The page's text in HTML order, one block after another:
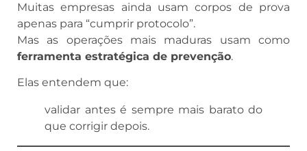
Muitas empresas ainda usam corpos de prova
apenas para “cumprir protocolo”.
Mas as operações mais maduras usam como
ferramenta estratégica de prevenção.
Elas entendem que:
validar antes é sempre mais barato do
que corrigir depois.